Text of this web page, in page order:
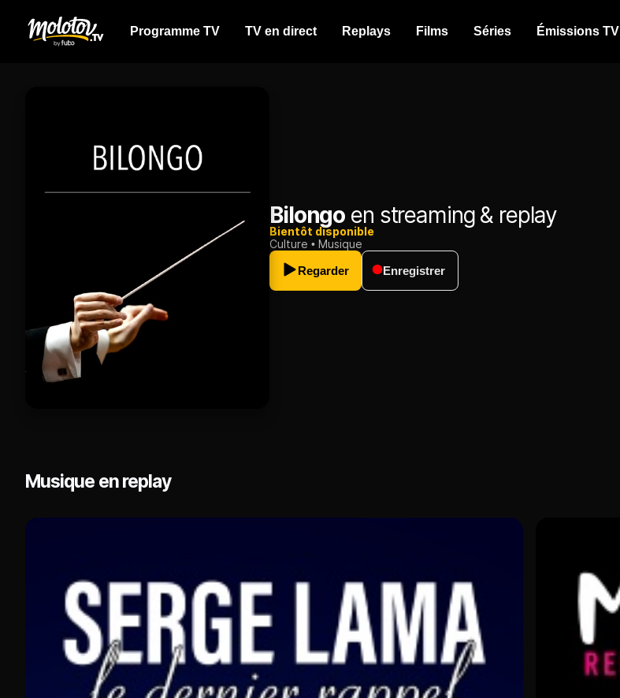
Programme TV TV en direct Replays Films Séries Émissions TV
Bilongo en streaming & replay
Bientôt disponible
Culture
Musique
Regarder
Enregistrer
Musique en replay